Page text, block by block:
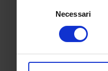
raccogliere
digitali).
modificare o ritirare il
Necessari